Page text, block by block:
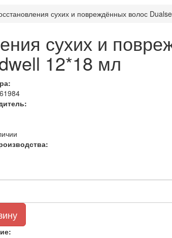
сухих и повреждённых волос
сухих и
12*18 мл